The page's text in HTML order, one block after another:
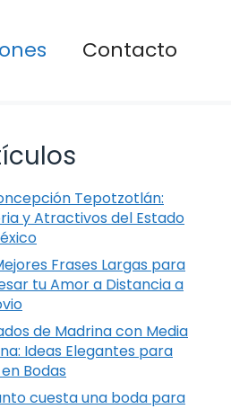
Contacto
Tepotzotlán:
y Atractivos del Estado
Frases Largas para
tu Amor a Distancia a
de Madrina con Media
Ideas Elegantes para
Bodas
cuesta una boda para